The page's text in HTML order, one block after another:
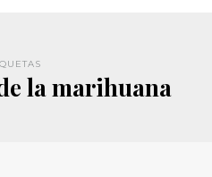
la marihuana